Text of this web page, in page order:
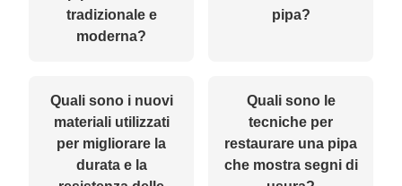
tradizionale e
moderna?
pipa?
Quali sono i nuovi
materiali utilizzati
per migliorare la
durata e la
Quali sono le
tecniche per
restaurare una pipa
che mostra segni di